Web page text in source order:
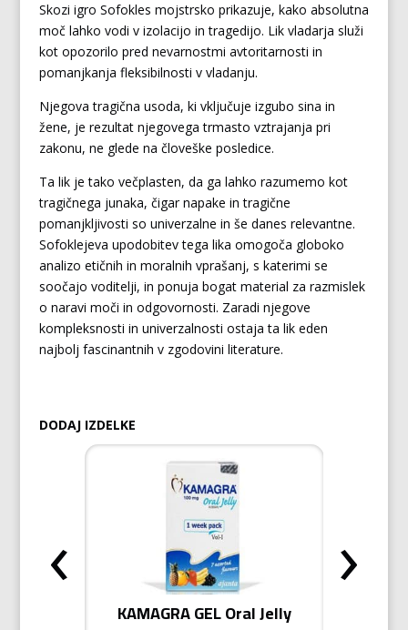
Skozi igro Sofokles mojstrsko prikazuje, kako absolutna
moč lahko vodi v izolacijo in tragedijo. Lik vladarja služi
kot opozorilo pred nevarnostmi avtoritarnosti in
pomanjkanja fleksibilnosti v vladanju.
Njegova tragična usoda, ki vključuje izgubo sina in
žene, je rezultat njegovega trmasto vztrajanja pri
zakonu, ne glede na človeške posledice.
Ta lik je tako večplasten, da ga lahko razumemo kot
tragičnega junaka, čigar napake in tragične
pomanjkljivosti so univerzalne in še danes relevantne.
Sofoklejeva upodobitev tega lika omogoča globoko
analizo etičnih in moralnih vprašanj, s katerimi se
soočajo voditelji, in ponuja bogat material za razmislek
o naravi moči in odgovornosti. Zaradi njegove
kompleksnosti in univerzalnosti ostaja ta lik eden
najbolj fascinantnih v zgodovini literature.
DODAJ IZDELKE
KAMAGRA GEL Oral Jelly
‹ ›